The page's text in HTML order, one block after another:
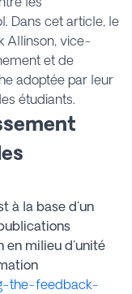
Dans cet article, le
Allinson, vice-
et de
adoptée par leur
étudiants.
à la base d'un
en milieu d'unité
the-feedback-